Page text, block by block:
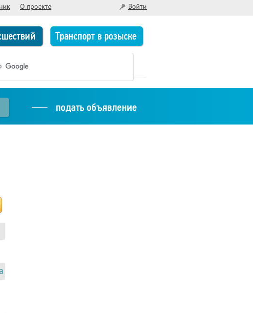
О проекте Войти
Транспорт в розыске
подать объявление